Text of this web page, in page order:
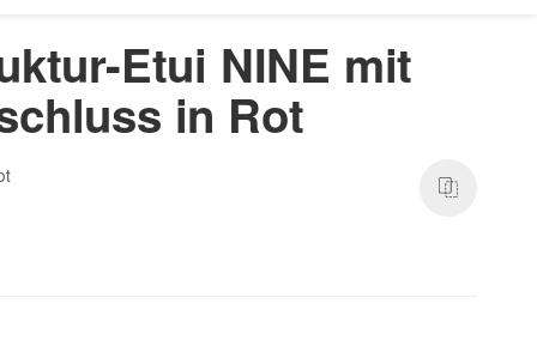
Etui NINE mit
in Rot